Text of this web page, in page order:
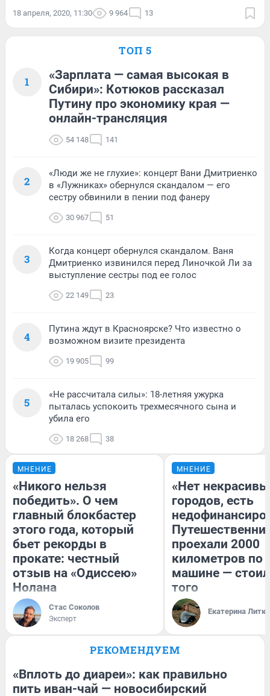
18 апреля, 2020, 11:30 9 964 13
ТОП 5
1
«Зарплата — самая высокая в
Сибири»: Котюков рассказал
Путину про экономику края —
онлайн-трансляция
54 148 141
2
«Люди же не глухие»: концерт Вани Дмитриенко
в «Лужниках» обернулся скандалом — его
сестру обвинили в пении под фанеру
30 967 51
3
Когда концерт обернулся скандалом. Ваня
Дмитриенко извинился перед Линочкой Ли за
выступление сестры под ее голос
22 149 23
4
Путина ждут в Красноярске? Что известно о
возможном визите президента
19 905 99
5
«Не рассчитала силы»: 18-летняя ужурка
пыталась успокоить трехмесячного сына и
убила его
18 268 38
МНЕНИЕ
«Никого нельзя
победить». О чем
главный блокбастер
этого года, который
бьет рекорды в
прокате: честный
отзыв на «Одиссею»
Нолана
Стас Соколов
Эксперт
МНЕНИЕ
«Нет
городов, есть
проехали 2000
километров по
машине —
того
Екатерина
РЕКОМЕНДУЕМ
«Вплоть до диареи»: как правильно
пить иван-чай — новосибирский